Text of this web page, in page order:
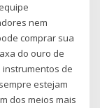
nem
comprar sua
do ouro de
instrumentos de
estejam
dos meios mais